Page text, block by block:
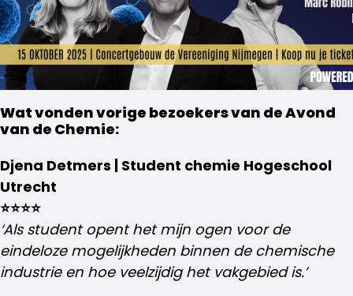
Wat vonden vorige bezoekers van de Avond
van de Chemie:
Djena Detmers | Student chemie Hogeschool
Utrecht
⭐⭐⭐⭐
‘Als student opent het mijn ogen voor de
eindeloze mogelijkheden binnen de chemische
industrie en hoe veelzijdig het vakgebied is.’